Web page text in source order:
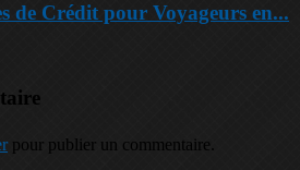
de Crédit pour Voyageurs en...
pour publier un commentaire.